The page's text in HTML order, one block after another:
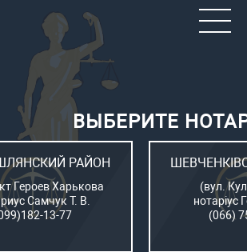
ВЫБЕРИТЕ
РАЙОН
Героев Харькова
Самчук Т. В.
13-77
(вул.
нотаріус
(066)